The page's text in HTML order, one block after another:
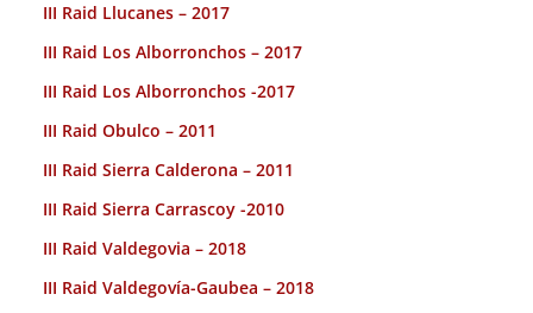
III Raid Llucanes – 2017
III Raid Los Alborronchos – 2017
III Raid Los Alborronchos -2017
III Raid Obulco – 2011
III Raid Sierra Calderona – 2011
III Raid Sierra Carrascoy -2010
III Raid Valdegovia – 2018
III Raid Valdegovía-Gaubea – 2018